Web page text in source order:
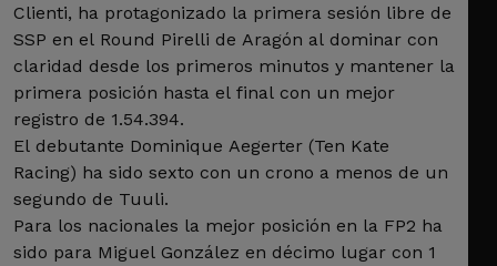
Clienti, ha protagonizado la primera sesión libre de
SSP en el Round Pirelli de Aragón al dominar con
claridad desde los primeros minutos y mantener la
primera posición hasta el final con un mejor
registro de 1.54.394.
El debutante Dominique Aegerter (Ten Kate
Racing) ha sido sexto con un crono a menos de un
segundo de Tuuli.
Para los nacionales la mejor posición en la FP2 ha
sido para Miguel González en décimo lugar con 1